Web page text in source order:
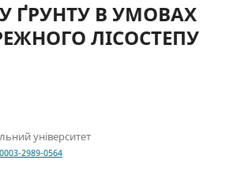
ҐРУНТУ В УМОВАХ
ЛІСОСТЕПУ
університет
2989-0564